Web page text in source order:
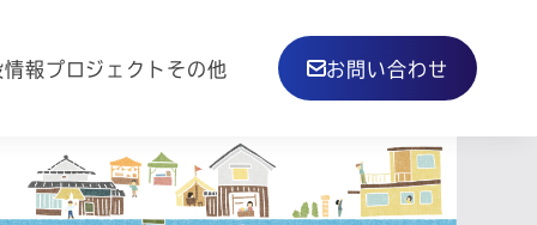
報プロジェクトその他 お問い合わせ